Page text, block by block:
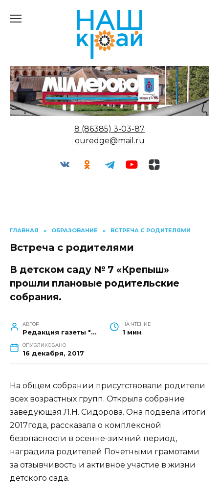
8 (86385) 3-03-87
ouredge@mail.ru
ГЛАВНАЯ » ОБРАЗОВАНИЕ » ВСТРЕЧА С РОДИТЕЛЯМИ
Встреча с родителями
В детском саду № 7 «Крепыш»
прошли плановые родительские
собрания.
АВТОР
Редакция газеты "Наш край"
НА ЧТЕНИЕ
1 мин
ОПУБЛИКОВАНО
16 декабря, 2017
На общем собрании присутствовали родители
всех возрастных групп. Открыла собрание
заведующая Л.Н. Сидорова. Она подвела итоги
2017года, рассказала о комплексной
безопасности в осенне-зимний период,
наградила родителей Почетными грамотами
за отзывчивость и активное участие в жизни
детского сада.